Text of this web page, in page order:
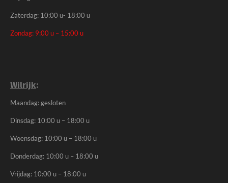
Zaterdag: 10:00 u- 18:00 u
Zondag: 9:00 u – 15:00 u
Wilrijk:
Maandag: gesloten
Dinsdag: 10:00 u – 18:00 u
Woensdag: 10:00 u – 18:00 u
Donderdag: 10:00 u – 18:00 u
Vrijdag: 10:00 u – 18:00 u